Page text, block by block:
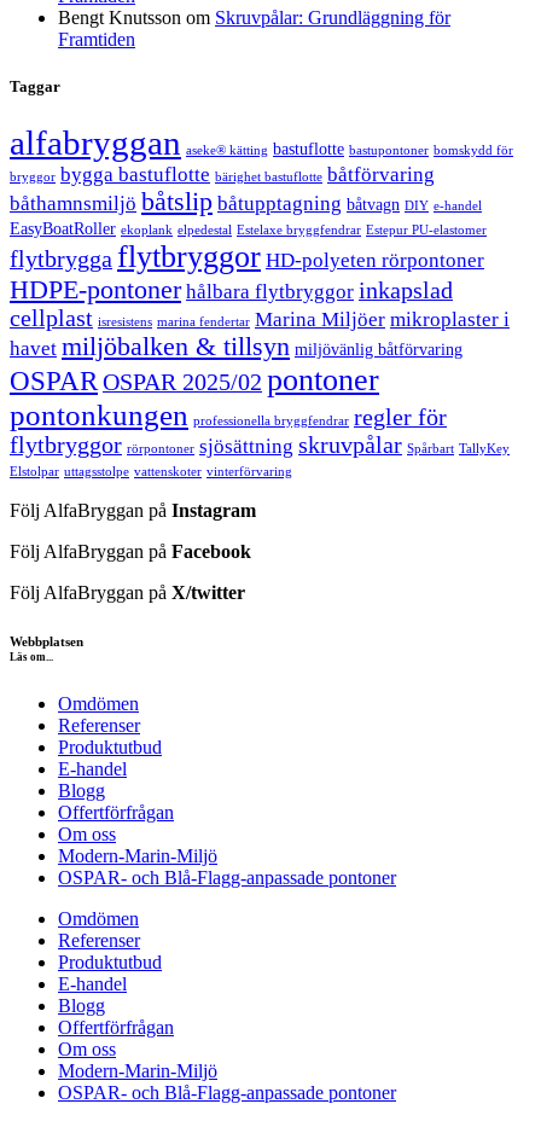
Bengt Knutsson om Skruvpålar: Grundläggning för
Framtiden
Taggar
alfabryggan aseke® kätting bastuflotte bastupontoner bomskydd för
bryggor bygga bastuflotte bärighet bastuflotte båtförvaring
båthamnsmiljö båtslip båtupptagning båtvagn DIY e-handel
EasyBoatRoller ekoplank elpedestal Estelaxe bryggfendrar Estepur PU-elastomer
flytbrygga flytbryggor HD-polyeten rörpontoner
HDPE-pontoner hålbara flytbryggor inkapslad
cellplast isresistens marina fendertar Marina Miljöer mikroplaster i
havet miljöbalken & tillsyn miljövänlig båtförvaring
OSPAR OSPAR 2025/02 pontoner
pontonkungen professionella bryggfendrar regler för
flytbryggor rörpontoner sjösättning skruvpålar Spårbart TallyKey
Elstolpar uttagsstolpe vattenskoter vinterförvaring
Följ AlfaBryggan på Instagram
Följ AlfaBryggan på Facebook
Följ AlfaBryggan på X/twitter
Webbplatsen
Läs om...
Omdömen
Referenser
Produktutbud
E-handel
Blogg
Offertförfrågan
Om oss
Modern-Marin-Miljö
OSPAR- och Blå-Flagg-anpassade pontoner
Omdömen
Referenser
Produktutbud
E-handel
Blogg
Offertförfrågan
Om oss
Modern-Marin-Miljö
OSPAR- och Blå-Flagg-anpassade pontoner